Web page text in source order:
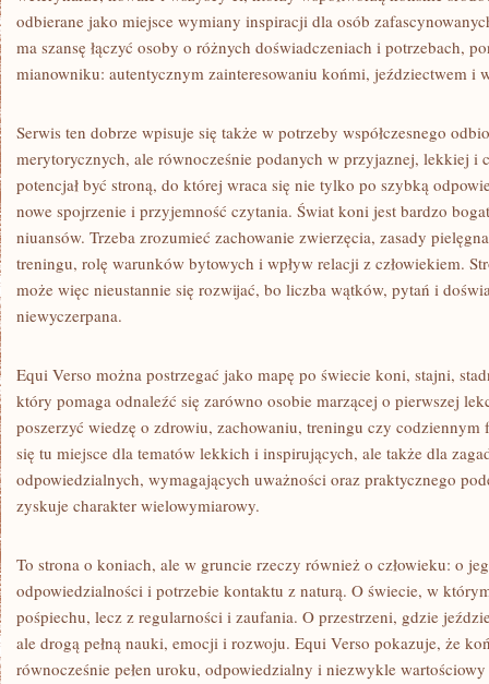
odbierane jako miejsce wymiany inspiracji dla osób
ma szansę łączyć osoby o różnych doświadczeniach i potrzebach,
mianowniku: autentycznym zainteresowaniu końmi, jeździectwem i
Serwis ten dobrze wpisuje się także w potrzeby współczesnego
merytorycznych, ale równocześnie podanych w przyjaznej, lekkiej i
potencjał być stroną, do której wraca się nie tylko po szybką
nowe spojrzenie i przyjemność czytania. Świat koni jest bardzo
niuansów. Trzeba zrozumieć zachowanie zwierzęcia, zasady
treningu, rolę warunków bytowych i wpływ relacji z człowiekiem.
może więc nieustannie się rozwijać, bo liczba wątków, pytań i
niewyczerpana.
Equi Verso można postrzegać jako mapę po świecie koni, stajni,
który pomaga odnaleźć się zarówno osobie marzącej o pierwszej
poszerzyć wiedzę o zdrowiu, zachowaniu, treningu czy
się tu miejsce dla tematów lekkich i inspirujących, ale także dla
odpowiedzialnych, wymagających uważności oraz praktycznego
zyskuje charakter wielowymiarowy.
To strona o koniach, ale w gruncie rzeczy również o człowieku: o
odpowiedzialności i potrzebie kontaktu z naturą. O świecie, w
pośpiechu, lecz z regularności i zaufania. O przestrzeni, gdzie
ale drogą pełną nauki, emocji i rozwoju. Equi Verso pokazuje, że
równocześnie pełen uroku, odpowiedzialny i niezwykle